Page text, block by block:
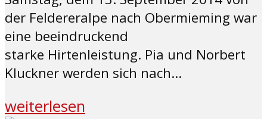
der Feldereralpe nach Obermieming war
eine beeindruckend
starke Hirtenleistung. Pia und Norbert
Kluckner werden sich nach...
weiterlesen